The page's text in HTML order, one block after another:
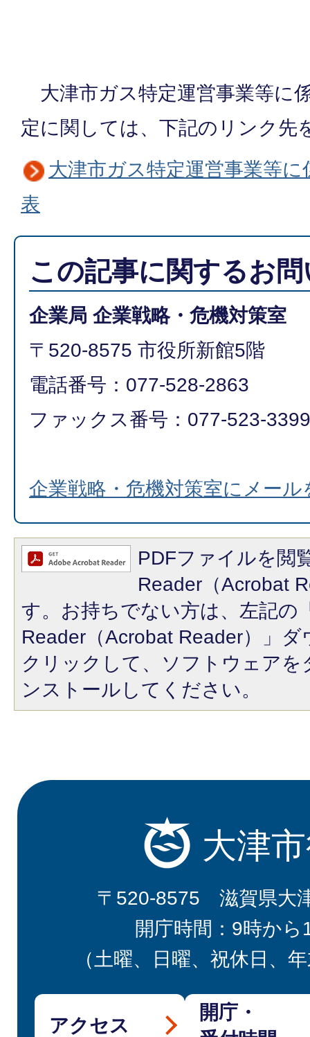
大津市ガス特定運営事業等に
定に関しては、下記のリンク先
大津市ガス特定運営事業等
表
この記事に関するお
企業局 企業戦略・危機対策室
〒520-8575 市役所新館5階
電話番号：077-528-2863
ファックス番号：077-523-3399
企業戦略・危機対策室にメール
PDFファイルを閲
Reader（Acrobat
す。お持ちでない方は、左記の
Reader（Acrobat Reader）」
クリックして、ソフトウェア
ンストールしてください。
大津
〒520-8575 滋賀県大
開庁時間：9時から
（土曜、日曜、祝休日、
アクセス
開庁・